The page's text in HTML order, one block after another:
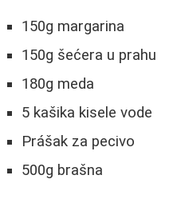
150g margarina
150g šećera u prahu
180g meda
5 kašika kisele vode
Prášak za pecivo
500g brašna